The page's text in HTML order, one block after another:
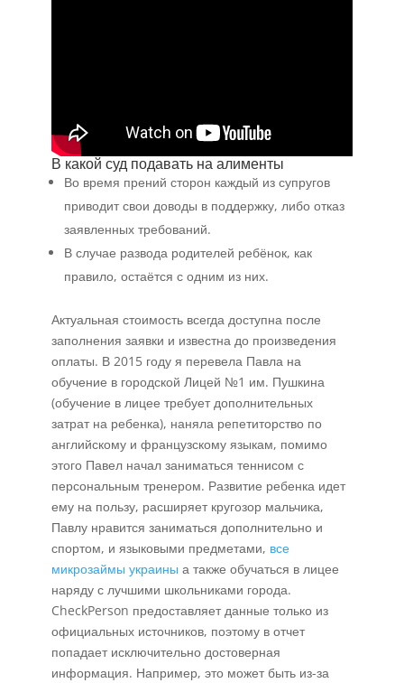
В какой суд подавать на алименты
Во время прений сторон каждый из супругов
приводит свои доводы в поддержку, либо отказ
заявленных требований.
В случае развода родителей ребёнок, как
правило, остаётся с одним из них.
Актуальная стоимость всегда доступна после
заполнения заявки и известна до произведения
оплаты. В 2015 году я перевела Павла на
обучение в городской Лицей №1 им. Пушкина
(обучение в лицее требует дополнительных
затрат на ребенка), наняла репетиторство по
английскому и французскому языкам, помимо
этого Павел начал заниматься теннисом с
персональным тренером. Развитие ребенка идет
ему на пользу, расширяет кругозор мальчика,
Павлу нравится заниматься дополнительно и
спортом, и языковыми предметами, все
микрозаймы украины а также обучаться в лицее
наряду с лучшими школьниками города.
CheckPerson предоставляет данные только из
официальных источников, поэтому в отчет
попадает исключительно достоверная
информация. Например, это может быть из-за